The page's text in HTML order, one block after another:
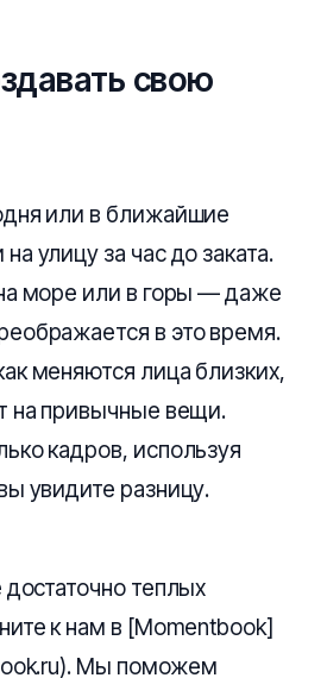
свою
или в ближайшие
улицу за час до заката.
море или в горы — даже
в это время.
меняются лица близких,
на привычные вещи.
кадров, используя
увидите разницу.
достаточно теплых
к нам в [Momentbook]
Мы поможем